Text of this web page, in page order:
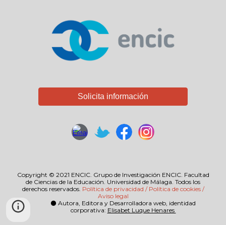
Solicita información
Copyright © 2021 ENCIC. Grupo de Investigación ENCIC. Facultad
de Ciencias de la Educación. Universidad de Málaga. Todos los
derechos reservados. Política de privacidad / Política de cookies /
Aviso legal
⚫ Autora, Editora y Desarrolladora web, identidad
corporativa: Elisabet Luque Henares